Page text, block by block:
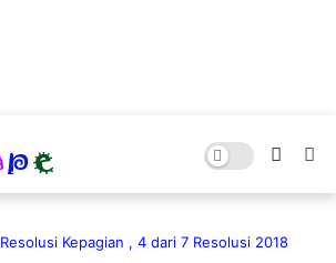
Resolusi Kepagian , 4 dari 7 Resolusi 2018